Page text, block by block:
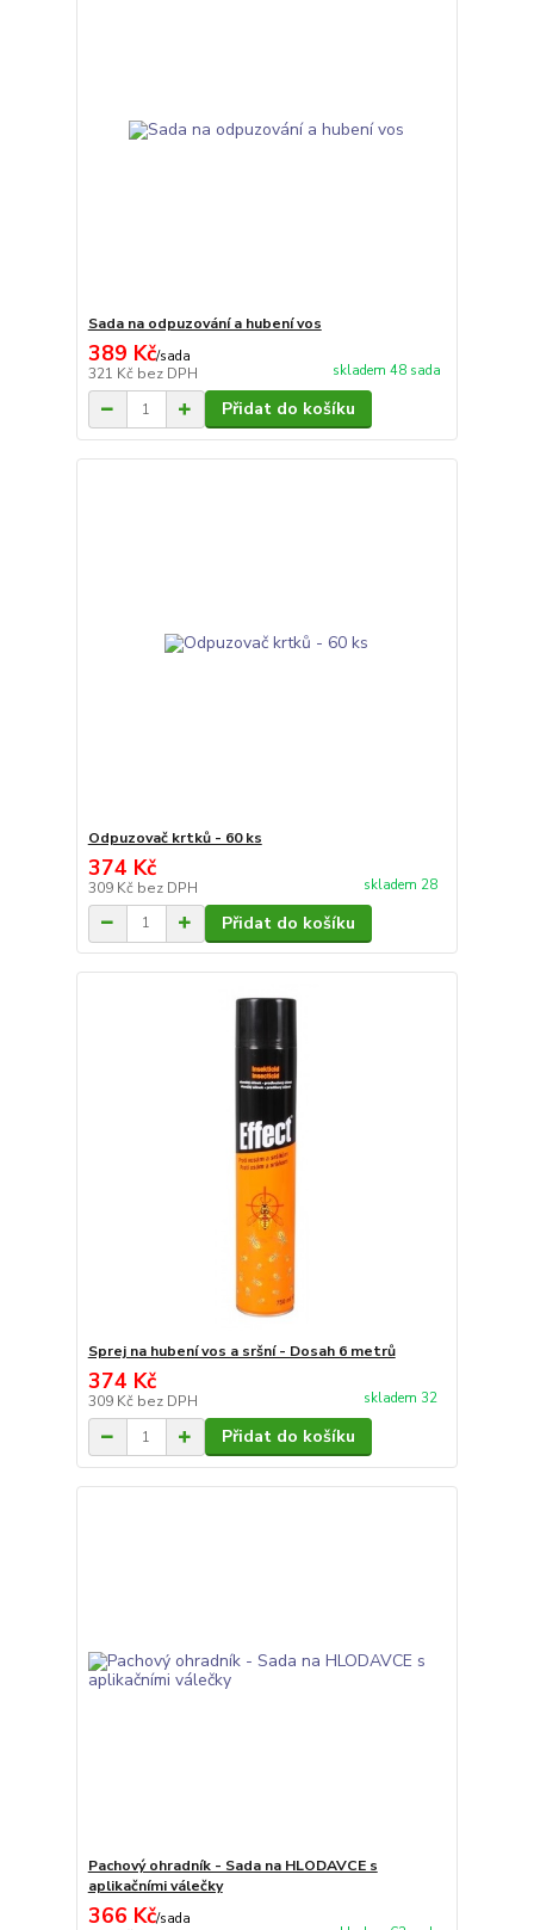
Sada na odpuzování a hubení vos
389 Kč/sada
321 Kč bez DPH skladem 48 sada
Přidat do košíku
Odpuzovač krtků - 60 ks
374 Kč
309 Kč bez DPH skladem 28
Přidat do košíku
Sprej na hubení vos a sršní - Dosah 6 metrů
374 Kč
309 Kč bez DPH skladem 32
Přidat do košíku
Pachový ohradník - Sada na HLODAVCE s
aplikačními válečky
366 Kč/sada